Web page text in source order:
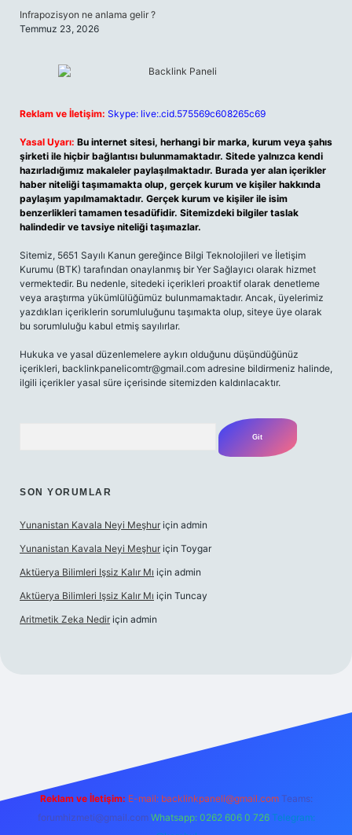
Infrapozisyon ne anlama gelir ?
Temmuz 23, 2026
Reklam ve İletişim: Skype: live:.cid.575569c608265c69
Yasal Uyarı: Bu internet sitesi, herhangi bir marka, kurum veya şahıs
şirketi ile hiçbir bağlantısı bulunmamaktadır. Sitede yalnızca kendi
hazırladığımız makaleler paylaşılmaktadır. Burada yer alan içerikler
haber niteliği taşımamakta olup, gerçek kurum ve kişiler hakkında
paylaşım yapılmamaktadır. Gerçek kurum ve kişiler ile isim
benzerlikleri tamamen tesadüfidir. Sitemizdeki bilgiler taslak
halindedir ve tavsiye niteliği taşımazlar.
Sitemiz, 5651 Sayılı Kanun gereğince Bilgi Teknolojileri ve İletişim
Kurumu (BTK) tarafından onaylanmış bir Yer Sağlayıcı olarak hizmet
vermektedir. Bu nedenle, sitedeki içerikleri proaktif olarak denetleme
veya araştırma yükümlülüğümüz bulunmamaktadır. Ancak, üyelerimiz
yazdıkları içeriklerin sorumluluğunu taşımakta olup, siteye üye olarak
bu sorumluluğu kabul etmiş sayılırlar.
Hukuka ve yasal düzenlemelere aykırı olduğunu düşündüğünüz
içerikleri, backlinkpanelicomtr@gmail.com adresine bildirmeniz halinde,
ilgili içerikler yasal süre içerisinde sitemizden kaldırılacaktır.
SON YORUMLAR
Yunanistan Kavala Neyi Meşhur için admin
Yunanistan Kavala Neyi Meşhur için Toygar
Aktüerya Bilimleri Işsiz Kalır Mı için admin
Aktüerya Bilimleri Işsiz Kalır Mı için Tuncay
Aritmetik Zeka Nedir için admin
Reklam ve İletişim: E-mail: backlinkpaneli@gmail.com Teams:
forumhizmeti@gmail.com Whatsapp: 0262 606 0 726 Telegram: